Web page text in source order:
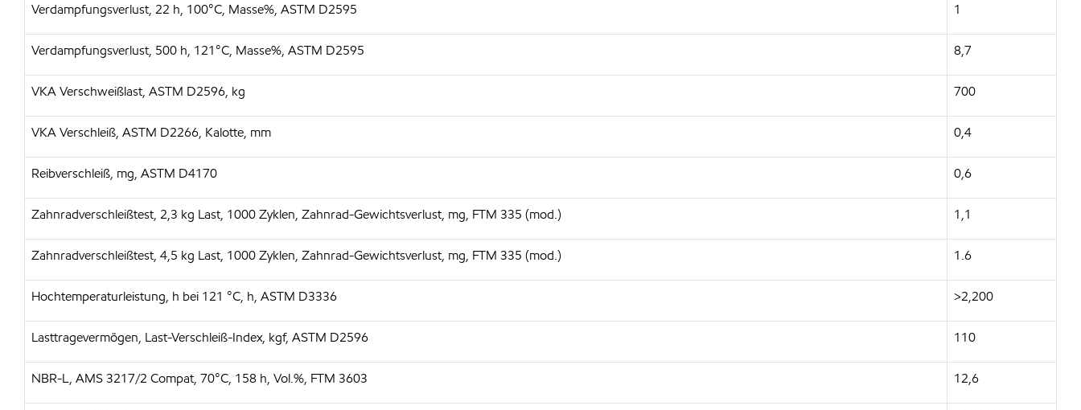
Verdampfungsverlust, 22 h, 100°C, Masse%, ASTM D2595 1
Verdampfungsverlust, 500 h, 121°C, Masse%, ASTM D2595 8,7
VKA Verschweißlast, ASTM D2596, kg 700
VKA Verschleiß, ASTM D2266, Kalotte, mm 0,4
Reibverschleiß, mg, ASTM D4170 0,6
Zahnradverschleißtest, 2,3 kg Last, 1000 Zyklen, Zahnrad-Gewichtsverlust, mg, FTM 335 (mod.) 1,1
Zahnradverschleißtest, 4,5 kg Last, 1000 Zyklen, Zahnrad-Gewichtsverlust, mg, FTM 335 (mod.) 1.6
Hochtemperaturleistung, h bei 121 °C, h, ASTM D3336 >2,200
Lasttragevermögen, Last-Verschleiß-Index, kgf, ASTM D2596 110
NBR-L, AMS 3217/2 Compat, 70°C, 158 h, Vol.%, FTM 3603 12,6